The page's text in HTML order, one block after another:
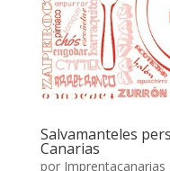
Salvamanteles
Canarias
por